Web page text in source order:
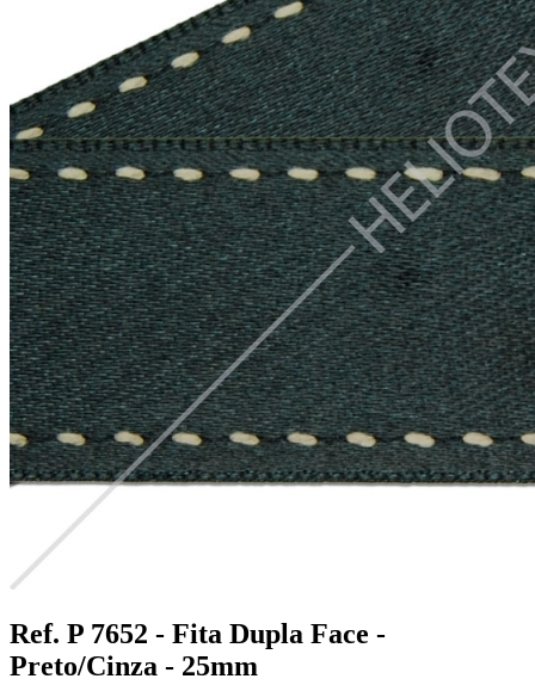
Ref. P 7652 - Fita Dupla Face -
Preto/Cinza - 25mm